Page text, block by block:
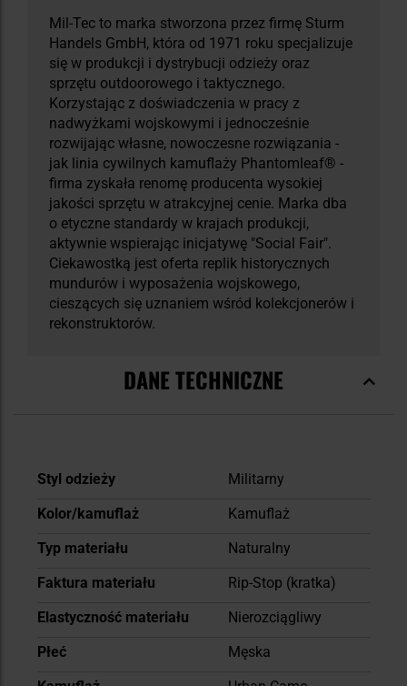
Mil-Tec to marka stworzona przez firmę Sturm
Handels GmbH, która od 1971 roku specjalizuje
się w produkcji i dystrybucji odzieży oraz
sprzętu outdoorowego i taktycznego.
Korzystając z doświadczenia w pracy z
nadwyżkami wojskowymi i jednocześnie
rozwijając własne, nowoczesne rozwiązania -
jak linia cywilnych kamuflaży Phantomleaf® -
firma zyskała renomę producenta wysokiej
jakości sprzętu w atrakcyjnej cenie. Marka dba
o etyczne standardy w krajach produkcji,
aktywnie wspierając inicjatywę "Social Fair".
Ciekawostką jest oferta replik historycznych
mundurów i wyposażenia wojskowego,
cieszących się uznaniem wśród kolekcjonerów i
rekonstruktorów.
DANE TECHNICZNE
Więcej
Styl odzieży
Militarny
Kolor/kamuflaż
Kamuflaż
Typ materiału
Naturalny
Faktura materiału
Rip-Stop (kratka)
Elastyczność materiału
Nierozciągliwy
Płeć
Męska